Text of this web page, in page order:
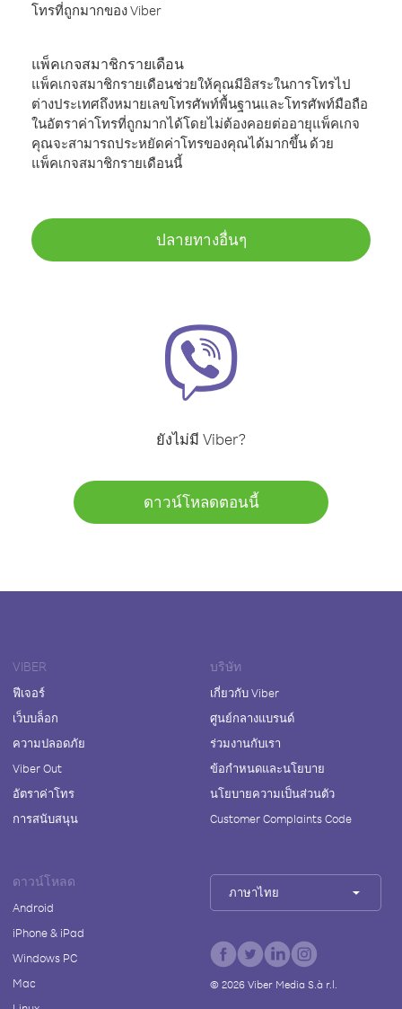
โทรที่ถูกมากของ Viber
แพ็คเกจสมาชิกรายเดือน
แพ็คเกจสมาชิกรายเดือนช่วยให้คุณมีอิสระในการโทรไป
ต่างประเทศถึงหมายเลขโทรศัพท์พื้นฐานและโทรศัพท์มือถือ
ในอัตราค่าโทรที่ถูกมากได้โดยไม่ต้องคอยต่ออายุแพ็คเกจ
คุณจะสามารถประหยัดค่าโทรของคุณได้มากขึ้น ด้วย
แพ็คเกจสมาชิกรายเดือนนี้
ปลายทางอื่นๆ
ยังไม่มี Viber?
ดาวน์โหลดตอนนี้
VIBER
ฟีเจอร์
เว็บบล็อก
ความปลอดภัย
Viber Out
อัตราค่าโทร
การสนับสนุน
บริษัท
เกี่ยวกับ Viber
ศูนย์กลางแบรนด์
ร่วมงานกับเรา
ข้อกำหนดและนโยบาย
นโยบายความเป็นส่วนตัว
Customer Complaints Code
ดาวน์โหลด
Android
iPhone & iPad
Windows PC
Mac
ภาษาไทย
© 2026Viber Media S.à r.l.